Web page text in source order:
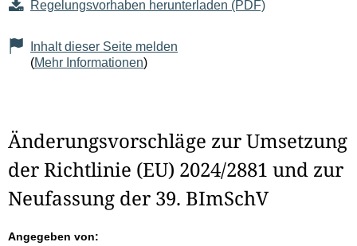
Regelungsvorhaben herunterladen (PDF)
Inhalt dieser Seite melden
(Mehr Informationen)
Änderungsvorschläge zur Umsetzung
der Richtlinie (EU) 2024/2881 und zur
Neufassung der 39. BImSchV
Angegeben von: